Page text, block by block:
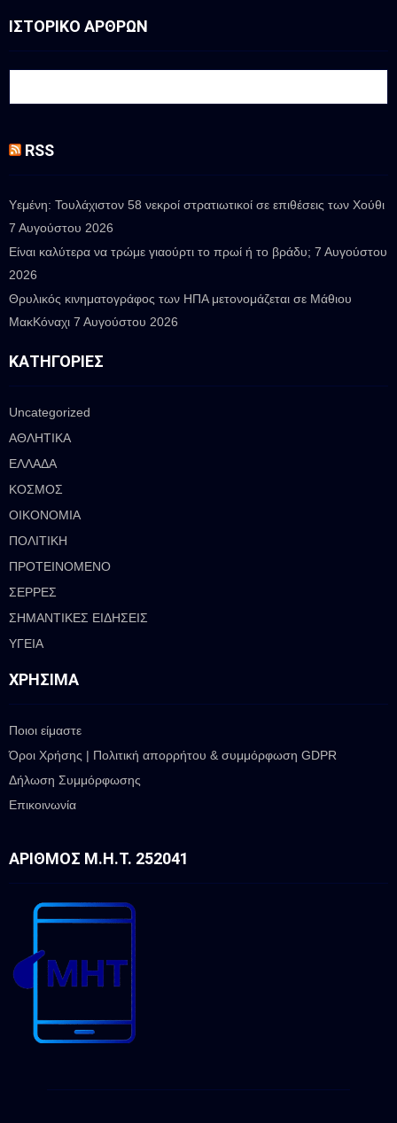
ΙΣΤΟΡΙΚΟ ΑΡΘΡΩΝ
RSS
Υεμένη: Τουλάχιστον 58 νεκροί στρατιωτικοί σε επιθέσεις των Χούθι
7 Αυγούστου 2026
Είναι καλύτερα να τρώμε γιαούρτι το πρωί ή το βράδυ; 7 Αυγούστου
2026
Θρυλικός κινηματογράφος των ΗΠΑ μετονομάζεται σε Μάθιου
ΜακΚόναχι 7 Αυγούστου 2026
ΚΑΤΗΓΟΡΊΕΣ
Uncategorized
ΑΘΛΗΤΙΚΑ
ΕΛΛΑΔΑ
ΚΟΣΜΟΣ
ΟΙΚΟΝΟΜΙΑ
ΠΟΛΙΤΙΚΗ
ΠΡΟΤΕΙΝΟΜΕΝΟ
ΣΕΡΡΕΣ
ΣΗΜΑΝΤΙΚΕΣ ΕΙΔΗΣΕΙΣ
ΥΓΕΙΑ
ΧΡΉΣΙΜΑ
Ποιοι είμαστε
Όροι Χρήσης | Πολιτική απορρήτου & συμμόρφωση GDPR
Δήλωση Συμμόρφωσης
Επικοινωνία
ΑΡΙΘΜΌΣ Μ.Η.Τ. 252041